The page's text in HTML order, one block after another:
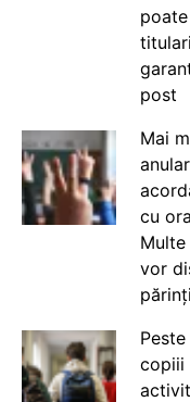
post
Mai
cu
vor
copiii